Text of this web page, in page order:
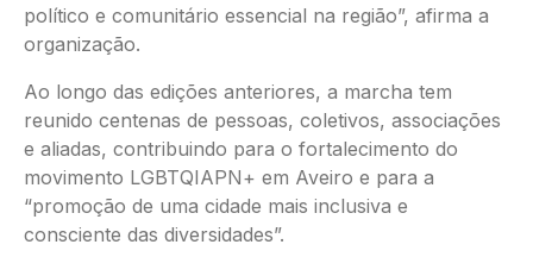
político e comunitário essencial na região”, afirma a
organização.
Ao longo das edições anteriores, a marcha tem
reunido centenas de pessoas, coletivos, associações
e aliadas, contribuindo para o fortalecimento do
movimento LGBTQIAPN+ em Aveiro e para a
“promoção de uma cidade mais inclusiva e
consciente das diversidades”.